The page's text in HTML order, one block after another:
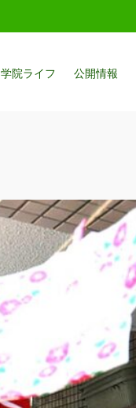
学院ライフ 公開情報